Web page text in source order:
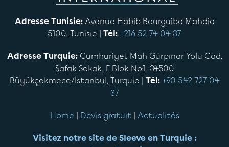
Adresse Tunisie: Avenue Habib Bourguiba Mahdia
5100, Tunisie | Tél: +216 52 74 04 37
Adresse Turquie: Cumhuriyet Mah Gürpınar Yolu Cad,
Şafak Sokak, E Blok No:1, 34500
Büyükçekmece/İstanbul, Turquie | Tél: +90 542 727 04
37
Home Devis gratuit Actualités
Visitez notre site de Sleeve en Turquie :